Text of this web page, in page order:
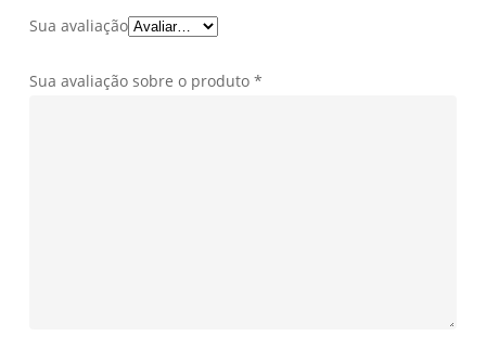
Sua avaliação
Sua avaliação sobre o produto *